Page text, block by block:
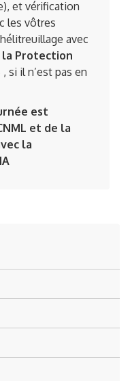
et vérification
les vôtres
avec
la Protection
, si il n’est pas en
est
et de la
la